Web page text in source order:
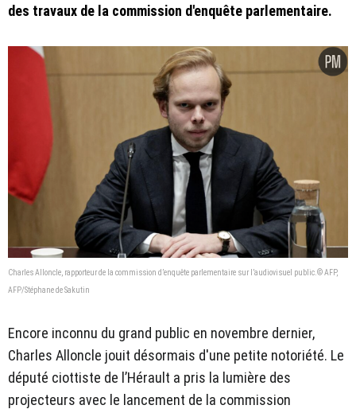
des travaux de la commission d'enquête parlementaire.
Charles Alloncle, rapporteur de la commission d’enquête parlementaire sur l’audiovisuel public.© AFP,
AFP/Stéphane de Sakutin
Encore inconnu du grand public en novembre dernier,
Charles Alloncle jouit désormais d'une petite notoriété. Le
député ciottiste de l’Hérault a pris la lumière des
projecteurs avec le lancement de la commission